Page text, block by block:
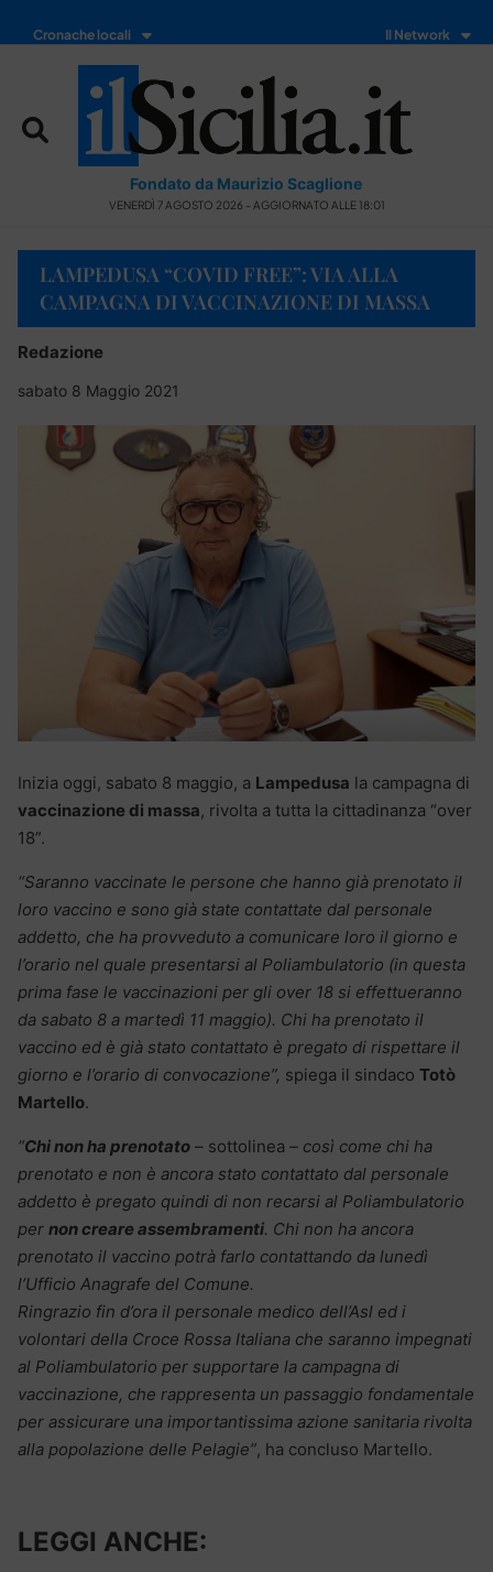
Cronache locali Il Network
Fondato da Maurizio Scaglione
VENERDÌ 7 AGOSTO 2026 - AGGIORNATO ALLE 18:01
LAMPEDUSA “COVID FREE”: VIA ALLA
CAMPAGNA DI VACCINAZIONE DI MASSA
Redazione
sabato 8 Maggio 2021
Inizia oggi, sabato 8 maggio, a Lampedusa la campagna di
vaccinazione di massa, rivolta a tutta la cittadinanza “over
18”.
“Saranno vaccinate le persone che hanno già prenotato il
loro vaccino e sono già state contattate dal personale
addetto, che ha provveduto a comunicare loro il giorno e
l’orario nel quale presentarsi al Poliambulatorio (in questa
prima fase le vaccinazioni per gli over 18 si effettueranno
da sabato 8 a martedì 11 maggio). Chi ha prenotato il
vaccino ed è già stato contattato è pregato di rispettare il
giorno e l’orario di convocazione”, spiega il sindaco Totò
Martello.
“Chi non ha prenotato – sottolinea – così come chi ha
prenotato e non è ancora stato contattato dal personale
addetto è pregato quindi di non recarsi al Poliambulatorio
per non creare assembramenti. Chi non ha ancora
prenotato il vaccino potrà farlo contattando da lunedì
l’Ufficio Anagrafe del Comune.
Ringrazio fin d’ora il personale medico dell’Asl ed i
volontari della Croce Rossa Italiana che saranno impegnati
al Poliambulatorio per supportare la campagna di
vaccinazione, che rappresenta un passaggio fondamentale
per assicurare una importantissima azione sanitaria rivolta
alla popolazione delle Pelagie”, ha concluso Martello.
LEGGI ANCHE: